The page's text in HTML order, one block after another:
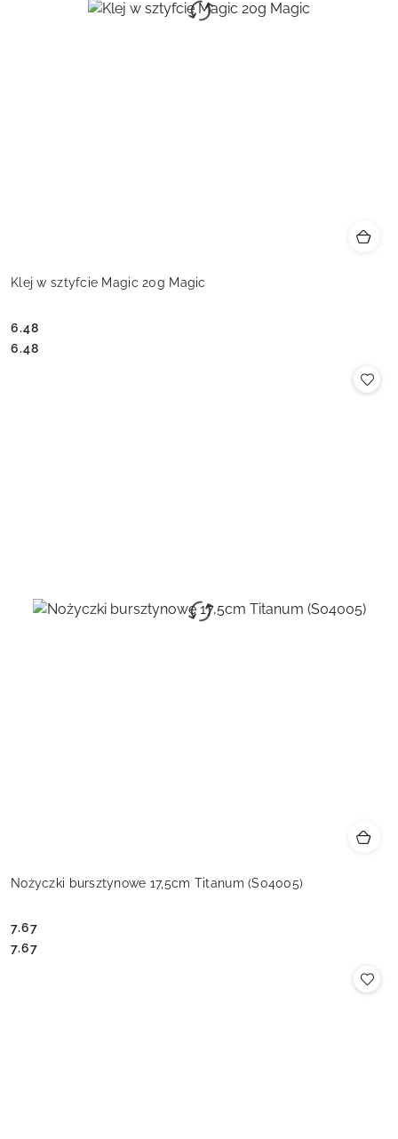
Klej w sztyfcie Magic 20g Magic
Cena:
6.48
Cena:
6.48
Nożyczki bursztynowe 17,5cm Titanum (S04005)
Cena:
7.67
Cena:
7.67